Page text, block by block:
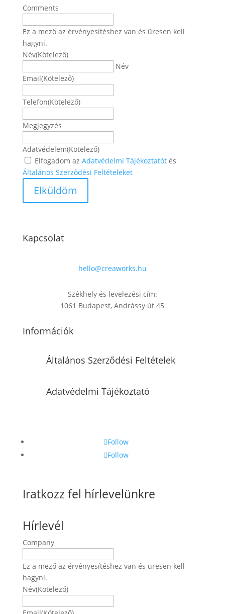
Comments
Ez a mező az érvényesítéshez van és üresen kell
hagyni.
Név(Kötelező)
Név
Email(Kötelező)
Telefon(Kötelező)
Megjegyzés
Adatvédelem(Kötelező)
Elfogadom az Adatvédelmi Tájékoztatótés
Általános Szerződési Feltételeket
Kapcsolat
hello@creaworks.hu
Székhely és levelezési cím:
1061 Budapest, Andrássy út 45
Információk
Általános Szerződési Feltételek
Adatvédelmi Tájékoztató
Follow
Follow
Iratkozz fel hírlevelünkre
Hírlevél
Company
Ez a mező az érvényesítéshez van és üresen kell
hagyni.
Név(Kötelező)